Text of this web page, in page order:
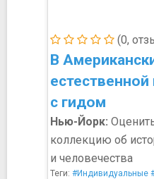
(0,
В
с гидом
Нью-Йорк:
коллекцию об
и человечества
Теги: #Индивидуальные